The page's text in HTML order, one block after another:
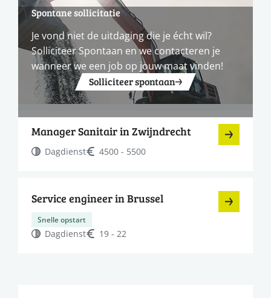
Spontane sollicitatie
Je vond niet de uitdaging die je écht wil?
Solliciteer Spontaan en we contacteren je
wanneer we een job op jouw maat vinden!
Solliciteer spontaan
Manager Sanitair in Zwijndrecht
Dagdienst 4500 - 5500
Service engineer in Brussel
Snelle opstart
Dagdienst 19 - 22